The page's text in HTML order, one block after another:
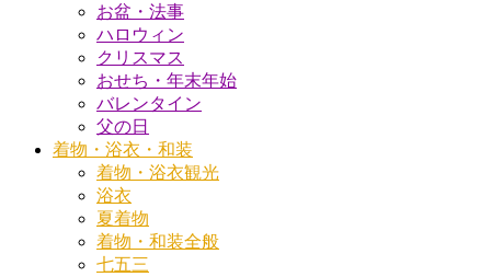
お盆・法事
ハロウィン
クリスマス
おせち・年末年始
バレンタイン
父の日
着物・浴衣・和装
着物・浴衣観光
浴衣
夏着物
着物・和装全般
七五三